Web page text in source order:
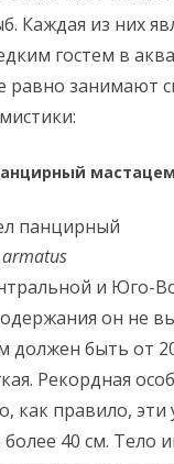
Каждая из них
гостем в
равно занимают
и Юго-
он не
должен быть от
Рекордная
как правило, эти
40 см. Тело